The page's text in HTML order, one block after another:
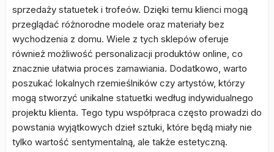
sprzedaży statuetek i trofeów. Dzięki temu klienci mogą
przeglądać różnorodne modele oraz materiały bez
wychodzenia z domu. Wiele z tych sklepów oferuje
również możliwość personalizacji produktów online, co
znacznie ułatwia proces zamawiania. Dodatkowo, warto
poszukać lokalnych rzemieślników czy artystów, którzy
mogą stworzyć unikalne statuetki według indywidualnego
projektu klienta. Tego typu współpraca często prowadzi do
powstania wyjątkowych dzieł sztuki, które będą miały nie
tylko wartość sentymentalną, ale także estetyczną.